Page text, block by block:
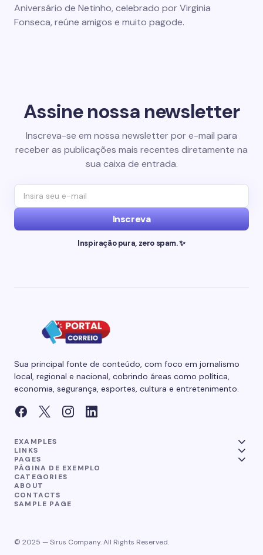
Aniversário de Netinho, celebrado por Virginia
Fonseca, reúne amigos e muito pagode.
Assine nossa newsletter
Inscreva-se em nossa newsletter por e-mail para
receber as publicações mais recentes diretamente na
sua caixa de entrada.
Inscreva
Inspiração pura, zero spam. ✨
Sua principal fonte de conteúdo, com foco em jornalismo
local, regional e nacional, cobrindo áreas como política,
economia, segurança, esportes, cultura e entretenimento.
EXAMPLES
LINKS
PAGES
PÁGINA DE EXEMPLO
CATEGORIES
ABOUT
CONTACTS
SAMPLE PAGE
© 2025 — Sirus Company. All Rights Reserved.